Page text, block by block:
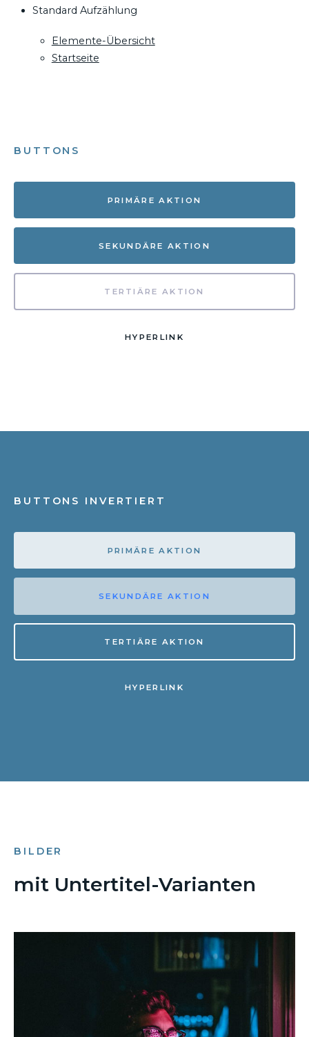
Standard Aufzählung
Elemente-Übersicht
Startseite
BUTTONS
PRIMÄRE AKTION
SEKUNDÄRE AKTION
TERTIÄRE AKTION
HYPERLINK
BUTTONS INVERTIERT
PRIMÄRE AKTION
SEKUNDÄRE AKTION
TERTIÄRE AKTION
HYPERLINK
BILDER
mit Untertitel-Varianten